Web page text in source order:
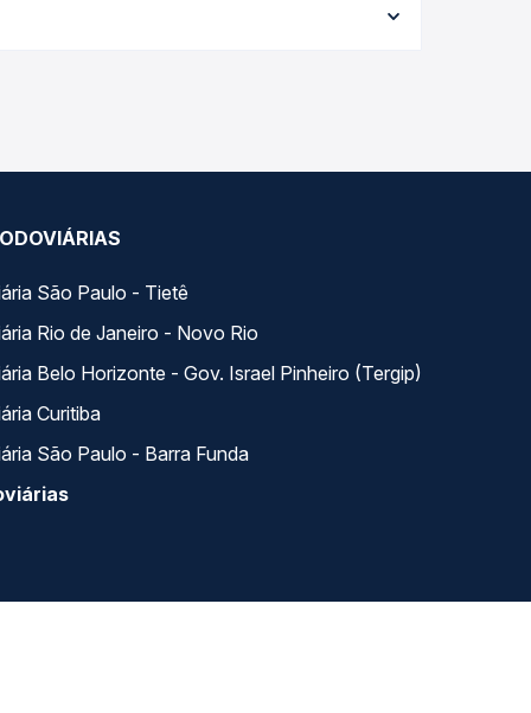
garante a melhor oferta para o seu roteiro.
São Paulo - Tietê
Rio de Janeiro - Novo Rio
Belo Horizonte - Gov. Israel Pinheiro (Tergip)
Curitiba
São Paulo - Barra Funda